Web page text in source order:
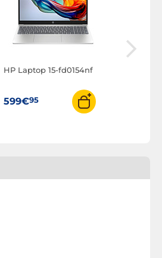
HP Laptop 15-fd0154nf
599€95